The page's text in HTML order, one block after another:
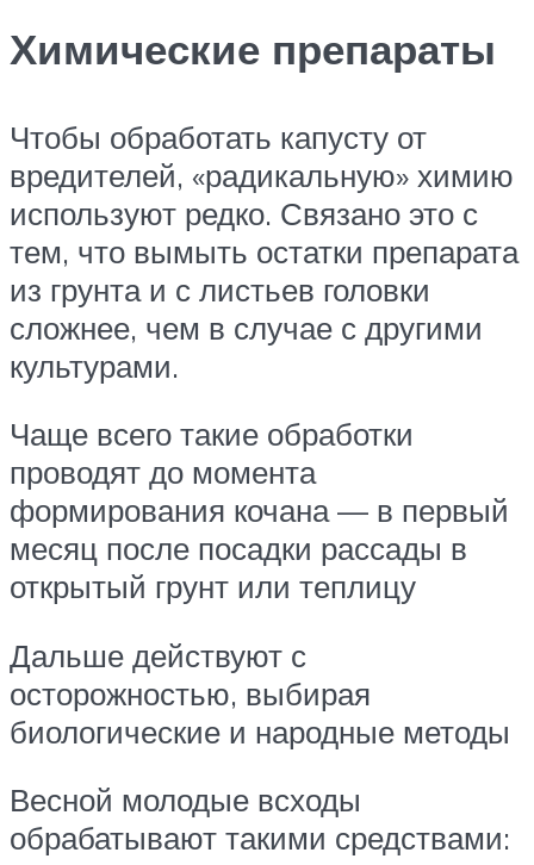
Химические препараты
Чтобы обработать капусту от
вредителей, «радикальную» химию
используют редко. Связано это с
тем, что вымыть остатки препарата
из грунта и с листьев головки
сложнее, чем в случае с другими
культурами.
Чаще всего такие обработки
проводят до момента
формирования кочана — в первый
месяц после посадки рассады в
открытый грунт или теплицу
Дальше действуют с
осторожностью, выбирая
биологические и народные методы
Весной молодые всходы
обрабатывают такими средствами: